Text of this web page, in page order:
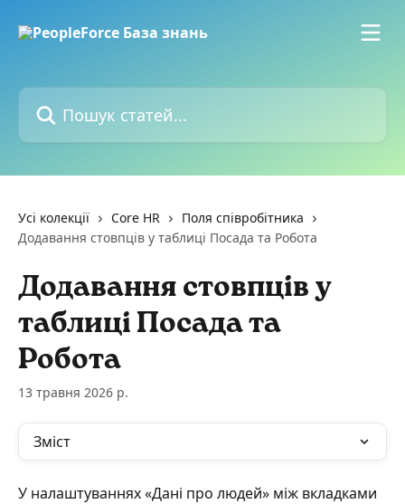
Пошук статей...
Усі колекції Core HR
Поля співробітника
Додавання стовпців у таблиці Посада та Робота
Додавання стовпців у
таблиці Посада та
Робота
13 травня 2026 р.
Зміст
У налаштуваннях «Дані про людей» між вкладками